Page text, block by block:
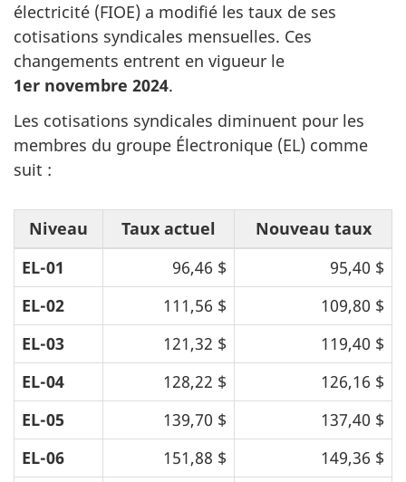
électricité (FIOE) a modifié les taux de ses
cotisations syndicales mensuelles. Ces
changements entrent en vigueur le
1er novembre 2024.
Les cotisations syndicales diminuent pour les
membres du groupe Électronique (EL) comme
suit :
Niveau Taux actuel
Nouveau taux
EL-01
96,46 $
95,40 $
EL-02
111,56 $
109,80 $
EL-03
121,32 $
119,40 $
EL-04
128,22 $
126,16 $
EL-05
139,70 $
137,40 $
EL-06
151,88 $
149,36 $